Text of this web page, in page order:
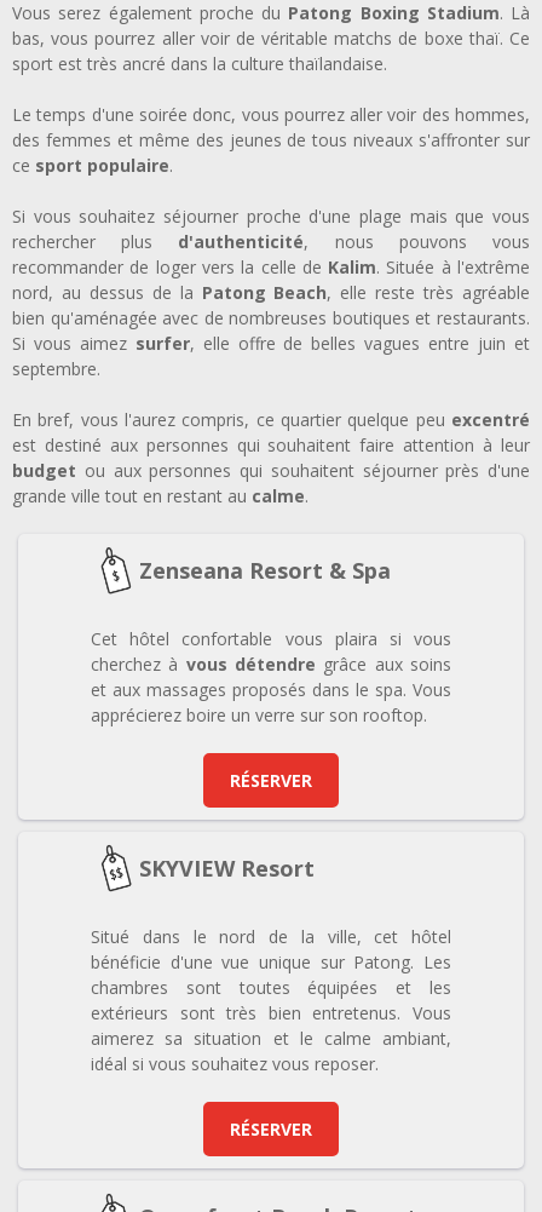
Vous serez également proche du Patong Boxing Stadium. Là
bas, vous pourrez aller voir de véritable matchs de boxe thaï. Ce
sport est très ancré dans la culture thaïlandaise.
Le temps d'une soirée donc, vous pourrez aller voir des hommes,
des femmes et même des jeunes de tous niveaux s'affronter sur
ce sport populaire.
Si vous souhaitez séjourner proche d'une plage mais que vous
rechercher plus d'authenticité, nous pouvons vous
recommander de loger vers la celle de Kalim. Située à l'extrême
nord, au dessus de la Patong Beach, elle reste très agréable
bien qu'aménagée avec de nombreuses boutiques et restaurants.
Si vous aimez surfer, elle offre de belles vagues entre juin et
septembre.
En bref, vous l'aurez compris, ce quartier quelque peu excentré
est destiné aux personnes qui souhaitent faire attention à leur
budget ou aux personnes qui souhaitent séjourner près d'une
grande ville tout en restant au calme.
Zenseana Resort & Spa
Cet hôtel confortable vous plaira si vous
cherchez à vous détendre grâce aux soins
et aux massages proposés dans le spa. Vous
apprécierez boire un verre sur son rooftop.
RÉSERVER
SKYVIEW Resort
Situé dans le nord de la ville, cet hôtel
bénéficie d'une vue unique sur Patong. Les
chambres sont toutes équipées et les
extérieurs sont très bien entretenus. Vous
aimerez sa situation et le calme ambiant,
idéal si vous souhaitez vous reposer.
RÉSERVER